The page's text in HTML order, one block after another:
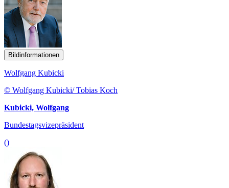
Bildinformationen
Wolfgang Kubicki
© Wolfgang Kubicki/ Tobias Koch
Kubicki, Wolfgang
Bundestagsvizepräsident
()